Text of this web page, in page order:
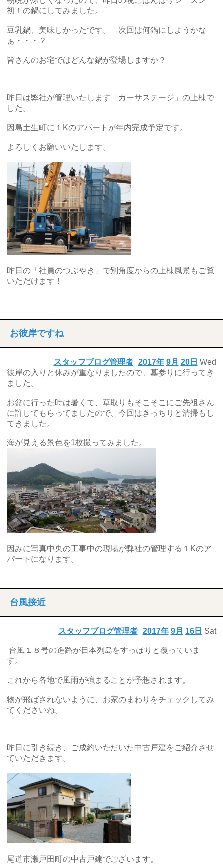
初！の鍋にしてみました。
豆乳鍋、美味しかったです。 次回は何鍋にしようかな
ぁ・・・？
皆さんのお宅ではどんな鍋が登場しますか？
昨日は弊社が管理いたします「カーサステージ」の上棟で
した。
因島土生町に１Kのアパートが年内完成予定です。
よろしくお願いいたします。
昨日の「社員のつぶやき」で別角度からの上棟風景もご覧
いただけます！
お彼岸ですね
2017年 9月 20日 Wed
スタッフブログ管理者
彼岸の入りと休みが重なりましたので、墓参りに行ってき
ました。
お盆に行った時は暑くて、草取りもそこそこにご先祖さん
に許してもらってましたので、今回はきっちりと清掃もし
てきました。
海が見える景色を1枚撮ってみました。
因みに写真中央の工事中の現場が弊社の管理する１Kのア
パートになります。
台風接近
2017年 9月 16日 Sat
スタッフブログ管理者
台風１８号の進路が日本列島をすっぽりと覆っていま
す。
これから各地で風雨が強まることが予想されます。
物が飛ばされないように、お家のまわりをチェックしてみ
てくださいね。
昨日に引き続き、ご成約いただいた中古戸建をご紹介させ
ていただきます。
尾道市瀬戸田町の中古戸建でございます。